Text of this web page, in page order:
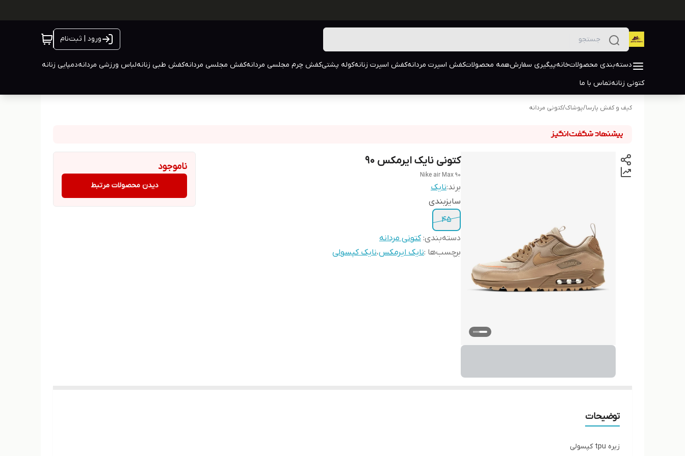
ورود | ثبت‌نام
دسته‌بندی محصولاتخانهپیگیری سفارشهمه محصولاتکفش اسپرت مردانهکفش اسپرت زنانهکوله پشتیکفش چرم مجلسی مردانهکفش مجلسی مردانهکفش طبی زنانهلباس ورزشی مردانهدمپایی زنانه
کتونی زنانهتماس با ما
کیف و کفش پارسا/پوشاک/کتونی مردانه
کتونی نایک ایرمکس 90
Nike air Max 90
برند:نایک
سایزبندی
45
دسته‌بندی:کتونی مردانه
برچسب‌ها :نایک ایرمکس،نایک کپسولی
ناموجود
دیدن محصولات مرتبط
توضیحات
زیره tpu کپسولی